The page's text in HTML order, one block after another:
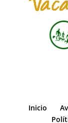
Inicio